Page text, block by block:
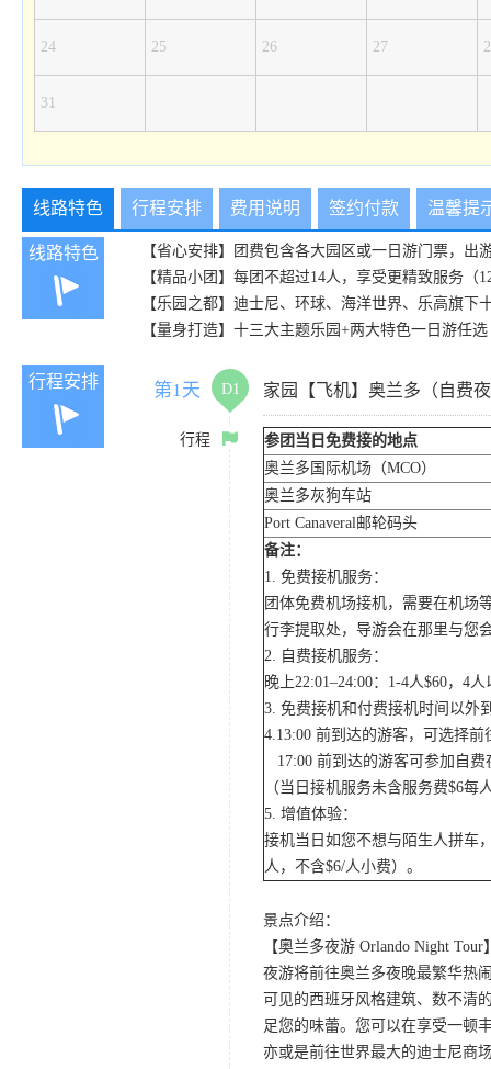
24 25 26 27
31
线路特色 行程安排 费用说明 签约付款 温馨提
线路特色
【省心安排】团费包含各大园区或一日游门票，出
【精品小团】每团不超过14人，享受更精致服务（
【乐园之都】迪士尼、环球、海洋世界、乐高旗
【量身打造】十三大主题乐园+两大特色一日游任
行程安排 第1天 D1 家园【飞机】奥兰多（自费
行程
参团当日免费接的地点
奥兰多国际机场（MCO）
奥兰多灰狗车站
Port Canaveral邮轮码头
备注：
1. 免费接机服务：
团体免费机场接机，需要在机场
行李提取处，导游会在那里与您
2. 自费接机服务：
晚上22:01–24:00：1-4人$60，4
3. 免费接机和付费接机时间以外
4.13:00 前到达的游客，可选择
17:00 前到达的游客可参加自
（当日接机服务未含服务费$6每
5. 增值体验：
接机当日如您不想与陌生人拼车
人，不含$6/人小费）。
景点介绍：
【奥兰多夜游 Orlando Night Tour
夜游将前往奥兰多夜晚最繁华热
可见的西班牙风格建筑、数不清
足您的味蕾。您可以在享受一顿
亦或是前往世界最大的迪士尼商